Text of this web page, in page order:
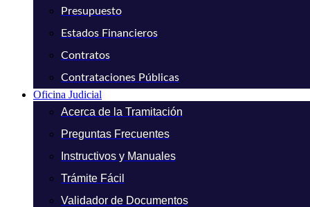
Presupuesto
Estados Financieros
Contratos
Contrataciones Públicas
Oficina Judicial
Acerca de la Tramitación
Preguntas Frecuentes
Instructivos y Manuales
Trámite Fácil
Validador de Documentos